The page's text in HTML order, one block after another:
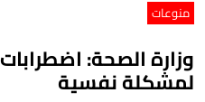
منوعات
وزارة الصحة:
لمشكلة نفسية